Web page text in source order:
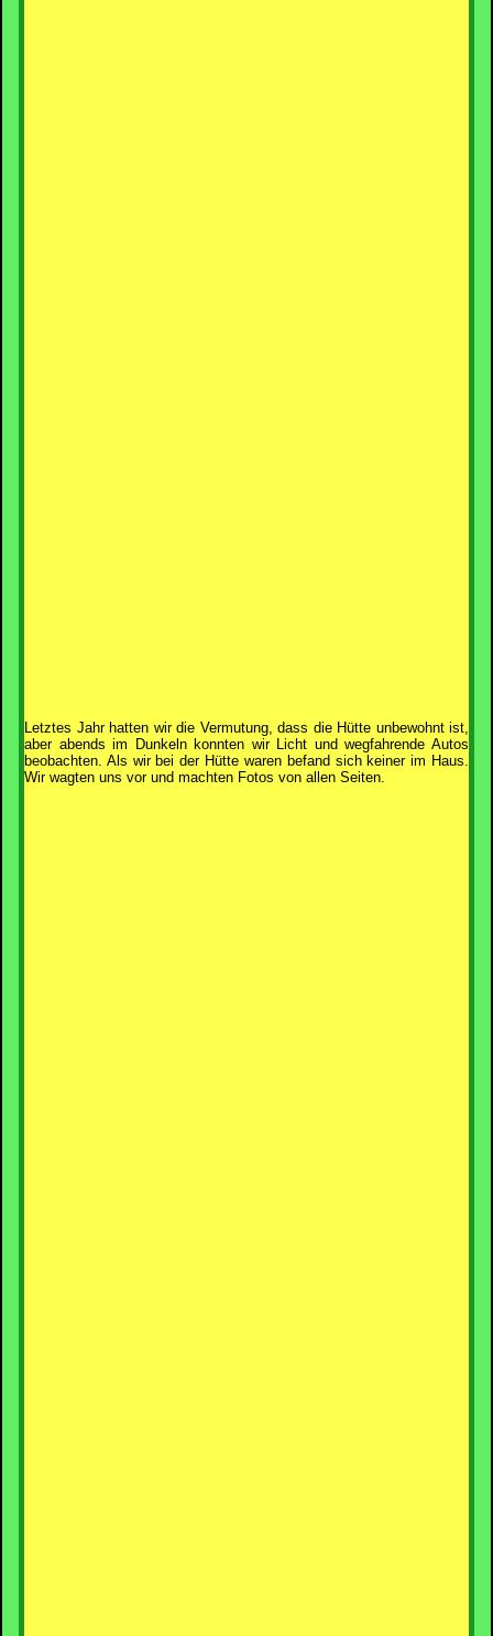
Letztes Jahr hatten wir die Vermutung, dass die Hütte unbewohnt ist,
aber abends im Dunkeln konnten wir Licht und wegfahrende Autos
beobachten. Als wir bei der Hütte waren befand sich keiner im Haus.
Wir wagten uns vor und machten Fotos von allen Seiten.